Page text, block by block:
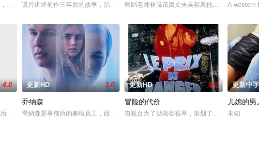
一群被判死刑的罪犯被赋予太空英雄般的使命，去为地球寻找替代能源。囚犯之间的性
该片讲述前作三年后的故事，治理广岛架空都市吴原市黑社会的传说中的刑警大上章
舞蹈老师林茂茂因丈夫吴郝离他而去患上精神
A western
4.0
，命其子袁克齐执行报复行动，精武门义士刘泽波、刘小英兄妹奋不顾身救走精武门后
更新HD 1.0
乔纳森
喬納森是事務所的兼職員工，西裝筆挺、傑出自制，下班從沒其他節目，回家就是
更新HD 9.0
冒险的代价
电视台为了拯救收视率，策划了一个名为“有奖
更新中字
儿媳的男
未知